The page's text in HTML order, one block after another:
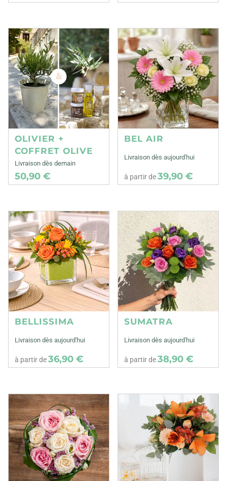
OLIVIER +
COFFRET OLIVE
Livraison dès demain
50,90 €
BEL AIR
Livraison dès aujourd'hui
à partir de39,90 €
BELLISSIMA
Livraison dès aujourd'hui
à partir de36,90 €
SUMATRA
Livraison dès aujourd'hui
à partir de38,90 €